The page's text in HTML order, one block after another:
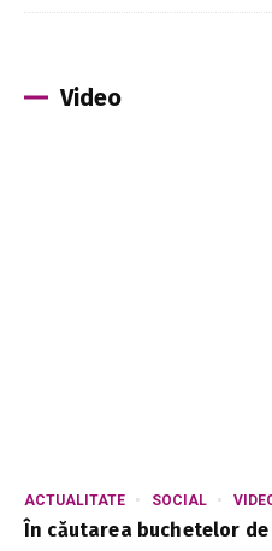
Video
ACTUALITATE SOCIAL
În căutarea buchetelor